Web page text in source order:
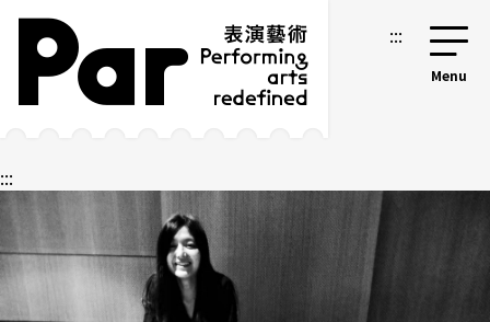
跳到主要內容區塊
網站導覽 :::
:::